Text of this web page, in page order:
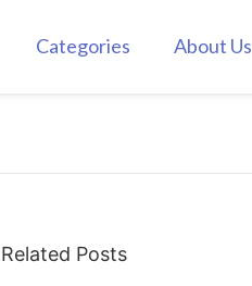
Categories About Us
Related Posts